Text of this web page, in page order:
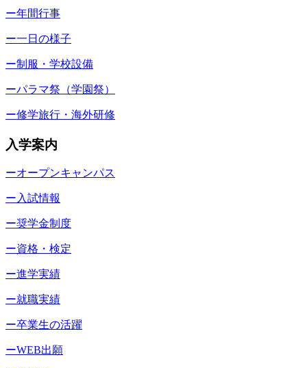
ー年間行事
ー一日の様子
ー制服・学校設備
ーパラマ祭（学園祭）
ー修学旅行・海外研修
入学案内
ーオープンキャンパス
ー入試情報
ー奨学金制度
ー資格・検定
ー進学実績
ー就職実績
ー卒業生の活躍
ーWEB出願